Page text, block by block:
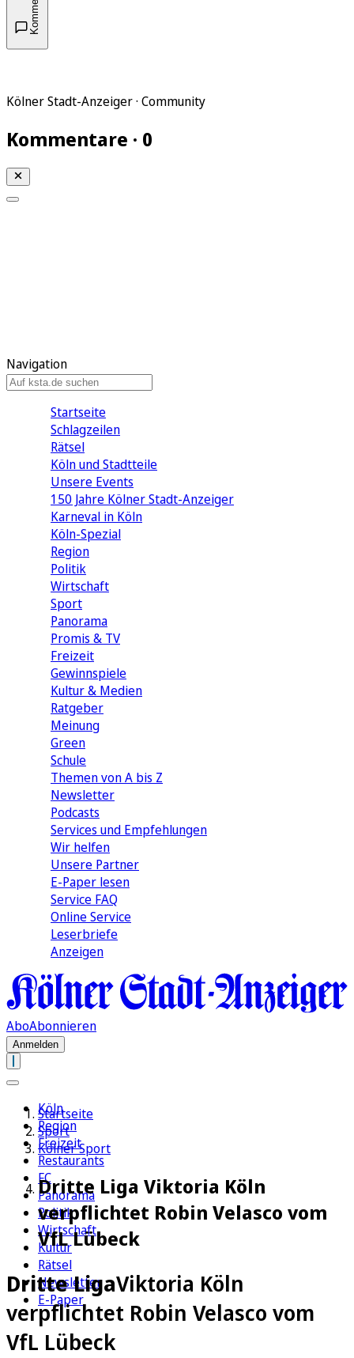
Kölner Stadt-Anzeiger · Community
Kommentare · 0
Navigation
Startseite
Schlagzeilen
Rätsel
Köln und Stadtteile
Unsere Events
150 Jahre Kölner Stadt-Anzeiger
Karneval in Köln
Köln-Spezial
Region
Politik
Wirtschaft
Sport
Panorama
Promis & TV
Freizeit
Gewinnspiele
Kultur & Medien
Ratgeber
Meinung
Green
Schule
Themen von A bis Z
Newsletter
Podcasts
Services und Empfehlungen
Wir helfen
Unsere Partner
E-Paper lesen
Service FAQ
Online Service
Leserbriefe
Anzeigen
AboAbonnieren
Anmelden
Köln
Region
Freizeit
Restaurants
FC
Panorama
Politik
Wirtschaft
Kultur
Rätsel
Newsletter
E-Paper
Startseite
Sport
Kölner Sport
Dritte Liga Viktoria Köln
verpflichtet Robin Velasco vom
VfL Lübeck
Dritte LigaViktoria Köln
verpflichtet Robin Velasco vom
VfL Lübeck